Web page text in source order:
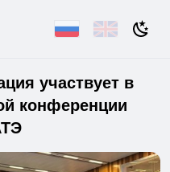
участвует в
конференции